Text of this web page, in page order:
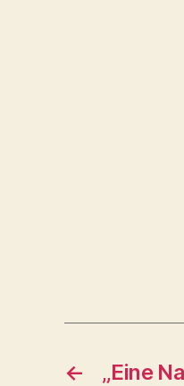
← „Eine